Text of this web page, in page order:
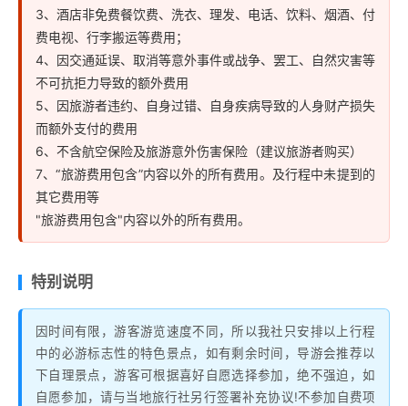
3、酒店非免费餐饮费、洗衣、理发、电话、饮料、烟酒、付
费电视、行李搬运等费用；
4、因交通延误、取消等意外事件或战争、罢工、自然灾害等
不可抗拒力导致的额外费用
5、因旅游者违约、自身过错、自身疾病导致的人身财产损失
而额外支付的费用
6、不含航空保险及旅游意外伤害保险（建议旅游者购买）
7、“旅游费用包含”内容以外的所有费用。及行程中未提到的
其它费用等
"旅游费用包含"内容以外的所有费用。
特别说明
因时间有限，游客游览速度不同，所以我社只安排以上行程
中的必游标志性的特色景点，如有剩余时间，导游会推荐以
下自理景点，游客可根据喜好自愿选择参加，绝不强迫，如
自愿参加，请与当地旅行社另行签署补充协议!不参加自费项